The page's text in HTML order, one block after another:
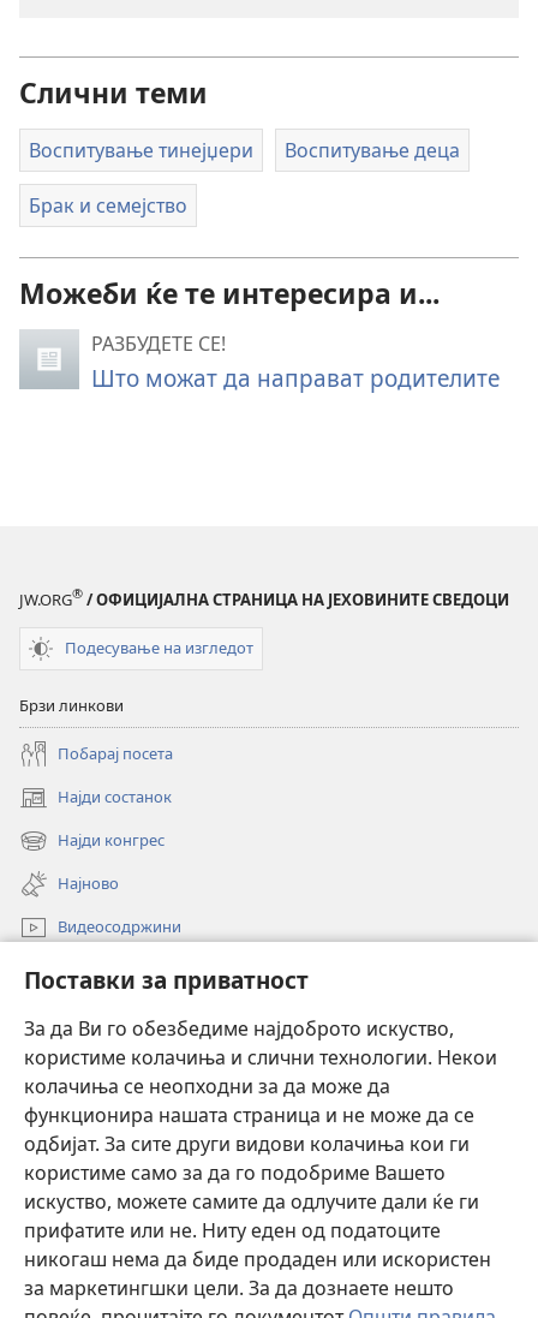
Поставки за приватност
За да Ви го обезбедиме најдоброто искуство,
користиме колачиња и слични технологии. Некои
колачиња се неопходни за да може да
функционира нашата страница и не може да се
одбијат. За сите други видови колачиња кои ги
користиме само за да го подобриме Вашето
искуство, можете самите да одлучите дали ќе ги
прифатите или не. Ниту еден од податоците
никогаш нема да биде продаден или искористен
за маркетингшки цели. За да дознаете нешто
Слични теми
Воспитување тинејџери Воспитување деца
Брак и семејство
Можеби ќе те интересира и...
РАЗБУДЕТЕ СЕ!
Што можат да направат родителите
JW.ORG® / ОФИЦИЈАЛНА СТРАНИЦА НА ЈЕХОВИНИТЕ СВЕДОЦИ
Подесување на изгледот
Брзи линкови
Побарај посета
Најди состанок
(opens
new
window)
Најди конгрес
(opens
new
window)
Најново
Видеосодржини
(opens
new
window)ОНЛАЈН БИБЛИОТЕКА Watchtower™
(opens
new
window)JW Hub
(opens
new
window)Watchtower Library